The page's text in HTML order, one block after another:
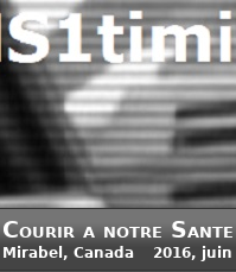
Courir a notre Sante
Mirabel, Canada 2016, juin